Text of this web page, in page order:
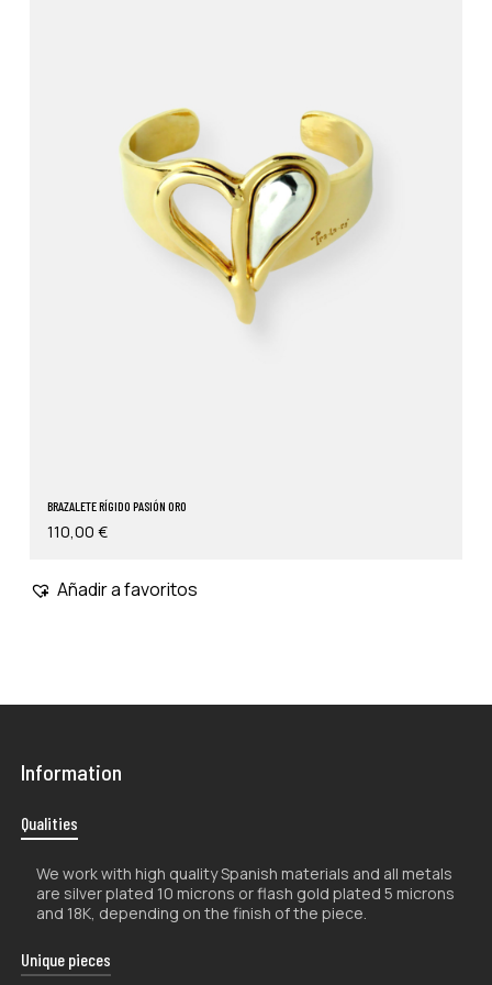
BRAZALETE RÍGIDO PASIÓN ORO
110,00 €
Añadir a favoritos
Information
Qualities
We work with high quality Spanish materials and all metals
are silver plated 10 microns or flash gold plated 5 microns
and 18K, depending on the finish of the piece.
Unique pieces